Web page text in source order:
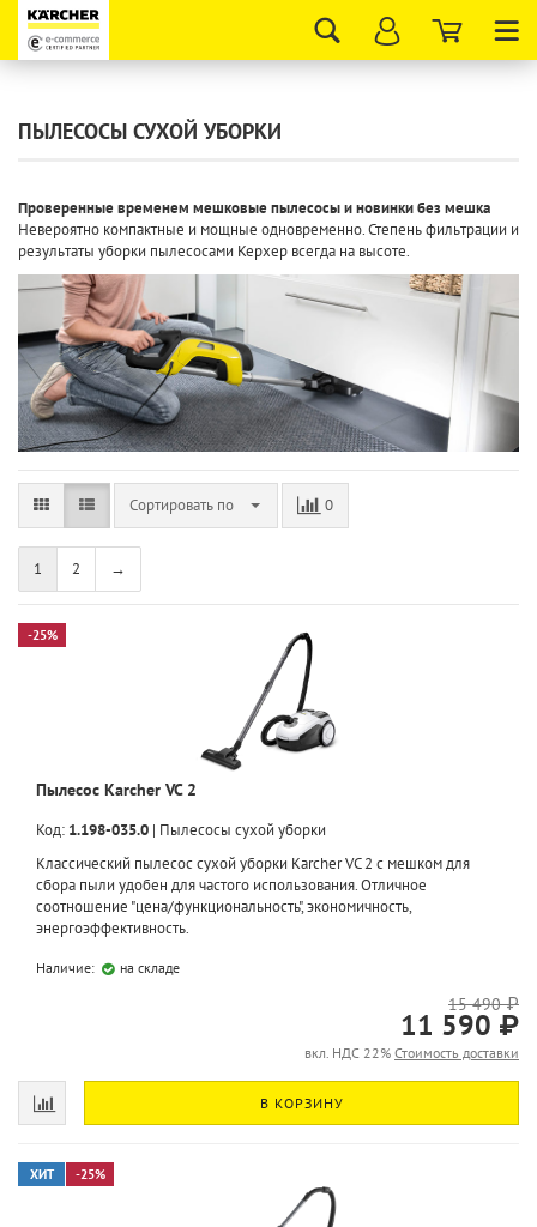
ПЫЛЕСОСЫ СУХОЙ УБОРКИ
Проверенные временем мешковые пылесосы и новинки без мешка
Невероятно компактные и мощные одновременно. Степень фильтрации и
результаты уборки пылесосами Керхер всегда на высоте.
Сортировать по 0
1 2 →
-25%
Пылесос Karcher VC 2
Код: 1.198-035.0 | Пылесосы сухой уборки
Классический пылесос сухой уборки Karcher VC 2 с мешком для
сбора пыли удобен для частого использования. Отличное
соотношение "цена/функциональность", экономичность,
энергоэффективность.
Наличие: на складе
15 490 ₽
11 590 ₽
вкл. НДС 22% Стоимость доставки
В КОРЗИНУ
ХИТ -25%